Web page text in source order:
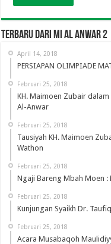
TERBARU DARI MI AL ANWAR 2
April 14, 2018
PERSIAPAN OLIMPIADE
Februari 25, 2018
KH. Maimoen Zubair dalam
Al-Anwar
Februari 25, 2018
Tausiyah KH. Maimoen
Wathon
Februari 25, 2018
Ngaji Bareng Mbah Moen
Februari 25, 2018
Kunjungan Syaikh Dr.
Februari 25, 2018
Acara Musabaqoh